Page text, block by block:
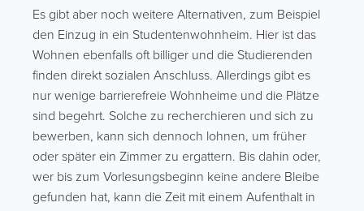
Es gibt aber noch weitere Alternativen, zum Beispiel
den Einzug in ein Studentenwohnheim. Hier ist das
Wohnen ebenfalls oft billiger und die Studierenden
finden direkt sozialen Anschluss. Allerdings gibt es
nur wenige barrierefreie Wohnheime und die Plätze
sind begehrt. Solche zu recherchieren und sich zu
bewerben, kann sich dennoch lohnen, um früher
oder später ein Zimmer zu ergattern. Bis dahin oder,
wer bis zum Vorlesungsbeginn keine andere Bleibe
gefunden hat, kann die Zeit mit einem Aufenthalt in